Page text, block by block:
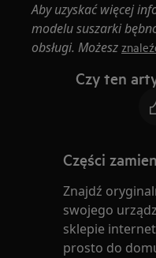
Aby uzyskać więcej
modelu suszarki
obsługi. Możesz
Czy ten
Części
Znajdź
swojego
sklepie
prosto do